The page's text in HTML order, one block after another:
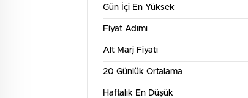
3. Ağu
1600Gün İçi En Yüksek
Fiyat Adımı
Alt Marj Fiyatı
20 Günlük Ortalama
Haftalık En Düşük